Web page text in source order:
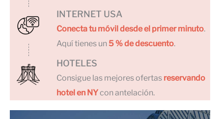
INTERNET USA
Conecta tu móvil desde el primer minuto.
Aquí tienes un 5 % de descuento.
HOTELES
Consigue las mejores ofertas reservando
hotel en NYcon antelación.